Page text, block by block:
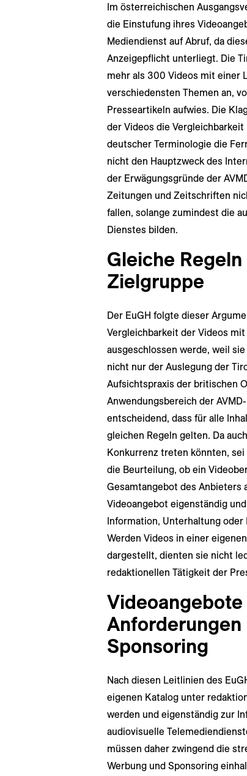
Im österreichischen
die Einstufung ihres
Mediendienst auf Abruf, da
Anzeigepflicht unterliegt. Die
mehr als 300 Videos mit einer
verschiedensten Themen an,
Presseartikeln aufwies. Die
der Videos die
deutscher Terminologie die
nicht den Hauptzweck des
der Erwägungsgründe der
Zeitungen und Zeitschriften
fallen, solange zumindest die
Dienstes bilden.
Gleiche
Zielgruppe
Der EuGH folgte dieser
Vergleichbarkeit der Videos
ausgeschlossen werde, weil
nicht nur der Auslegung der
Aufsichtspraxis der britischen
Anwendungsbereich der
entscheidend, dass für alle
gleichen Regeln gelten. Da
Konkurrenz treten könnten,
die Beurteilung, ob ein
Gesamtangebot des Anbieters
Videoangebot eigenständig
Information, Unterhaltung
Werden Videos in einer
dargestellt, dienten sie nicht
redaktionellen Tätigkeit der
Anforderungen
Sponsoring
Nach diesen Leitlinien des
eigenen Katalog unter
werden und eigenständig zur
audiovisuelle
müssen daher zwingend die
Werbung und Sponsoring